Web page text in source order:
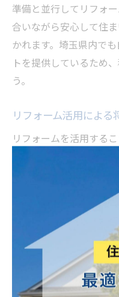
準備と並行してリフォ
合いながら安心して住
かれます。埼玉県内で
トを提供しているため
う。
リフォーム活用によ
リフォームを活用する
果、親の介護が必要に
ーズに行えたケースが
設置によって、転倒事
成果も報告されていま
また、空き家対策とし
しやすい住まいにリフ